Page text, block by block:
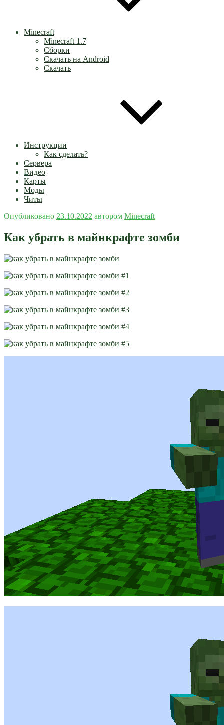
Minecraft
Minecraft 1.7
Сборки
Скачать на Android
Скачать
Инструкции
Как сделать?
Сервера
Видео
Карты
Моды
Читы
Опубликовано 23.10.2022 автором Minecraft
Как убрать в майнкрафте зомби